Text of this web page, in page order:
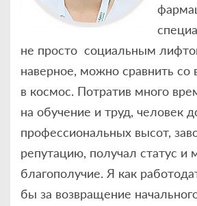
не просто социальным
наверное, можно сравнить со
в космос. Потратив много
на обучение и труд, человек
профессиональных высот,
репутацию, получал статус и
благополучие. Я как
бы за возвращение